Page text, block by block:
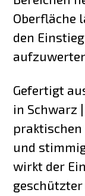
Oberfläche
den
Gefertigt
in Schwarz
und
wirkt der